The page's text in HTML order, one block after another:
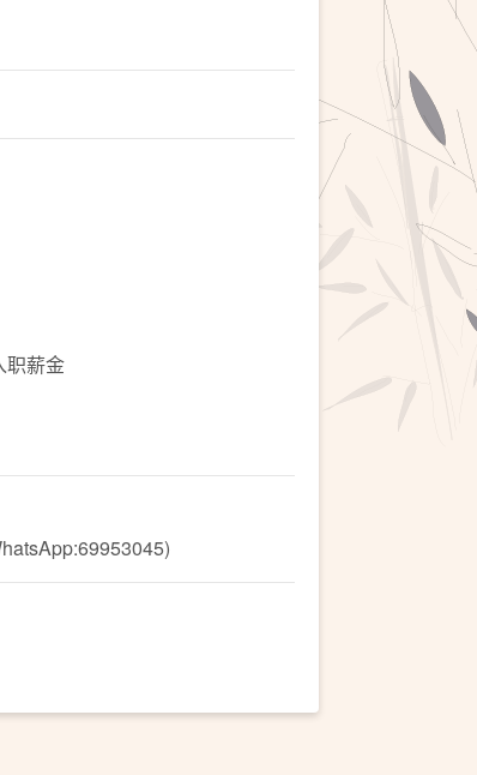
职薪金